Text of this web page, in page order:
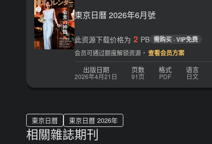
東京日曆 2026年6月號
此资源下载价格为 2 PB 需购买 · VIP免费
会员可通过额度解锁资源， 查看会员方案
出版日期
2026年4月21日
页数
91页
格式
PDF
语言
日文
東京日曆 東京日曆 2026年
相關雜誌期刊